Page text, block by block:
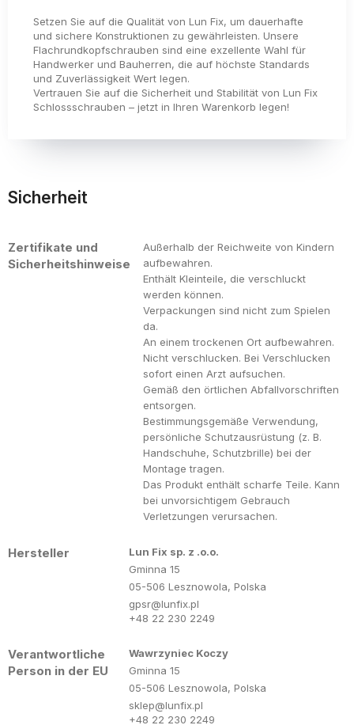
Setzen Sie auf die Qualität von Lun Fix, um dauerhafte
und sichere Konstruktionen zu gewährleisten. Unsere
Flachrundkopfschrauben sind eine exzellente Wahl für
Handwerker und Bauherren, die auf höchste Standards
und Zuverlässigkeit Wert legen.
Vertrauen Sie auf die Sicherheit und Stabilität von Lun Fix
Schlossschrauben – jetzt in Ihren Warenkorb legen!
Sicherheit
Zertifikate und
Sicherheitshinweise
Außerhalb der Reichweite von Kindern
aufbewahren.
Enthält Kleinteile, die verschluckt
werden können.
Verpackungen sind nicht zum Spielen
da.
An einem trockenen Ort aufbewahren.
Nicht verschlucken. Bei Verschlucken
sofort einen Arzt aufsuchen.
Gemäß den örtlichen Abfallvorschriften
entsorgen.
Bestimmungsgemäße Verwendung,
persönliche Schutzausrüstung (z. B.
Handschuhe, Schutzbrille) bei der
Montage tragen.
Das Produkt enthält scharfe Teile. Kann
bei unvorsichtigem Gebrauch
Verletzungen verursachen.
Hersteller
Lun Fix sp. z .o.o.
Gminna 15
05-506 Lesznowola, Polska
gpsr@lunfix.pl
+48 22 230 2249
Verantwortliche
Person in der EU
Wawrzyniec Koczy
Gminna 15
05-506 Lesznowola, Polska
sklep@lunfix.pl
+48 22 230 2249